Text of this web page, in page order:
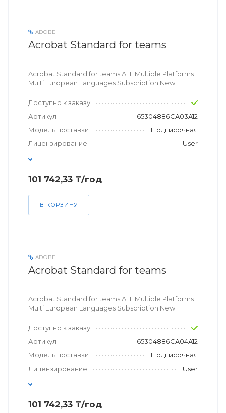
ADOBE
Acrobat Standard for teams
Acrobat Standard for teams ALL Multiple Platforms
Multi European Languages Subscription New
Доступно к заказу
Артикул
65304886CA03A12
Модель поставки
Подписочная
Лицензирование
User
101 742,33 ₸/год
В КОРЗИНУ
ADOBE
Acrobat Standard for teams
Acrobat Standard for teams ALL Multiple Platforms
Multi European Languages Subscription New
Доступно к заказу
Артикул
65304886CA04A12
Модель поставки
Подписочная
Лицензирование
User
101 742,33 ₸/год